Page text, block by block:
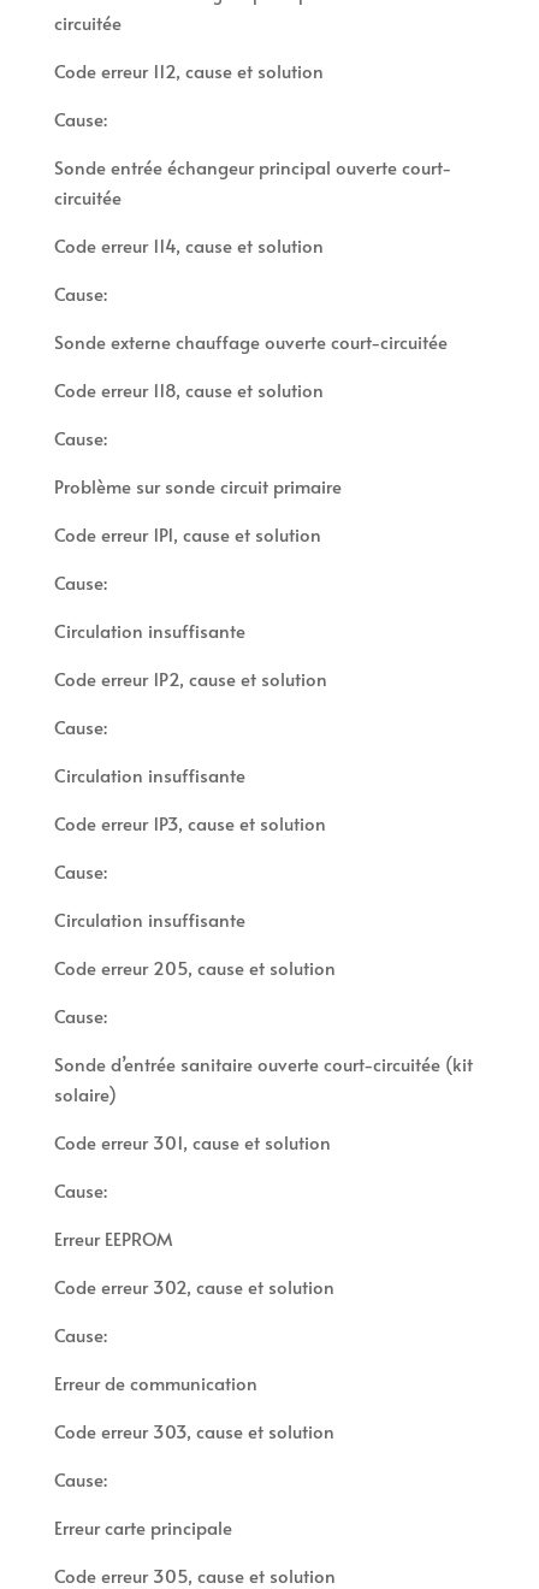
circuitée
Code erreur 112, cause et solution
Cause:
Sonde entrée échangeur principal ouverte court-
circuitée
Code erreur 114, cause et solution
Cause:
Sonde externe chauffage ouverte court-circuitée
Code erreur 118, cause et solution
Cause:
Problème sur sonde circuit primaire
Code erreur 1P1, cause et solution
Cause:
Circulation insuffisante
Code erreur 1P2, cause et solution
Cause:
Circulation insuffisante
Code erreur 1P3, cause et solution
Cause:
Circulation insuffisante
Code erreur 205, cause et solution
Cause:
Sonde d’entrée sanitaire ouverte court-circuitée (kit
solaire)
Code erreur 301, cause et solution
Cause:
Erreur EEPROM
Code erreur 302, cause et solution
Cause:
Erreur de communication
Code erreur 303, cause et solution
Cause:
Erreur carte principale
Code erreur 305, cause et solution